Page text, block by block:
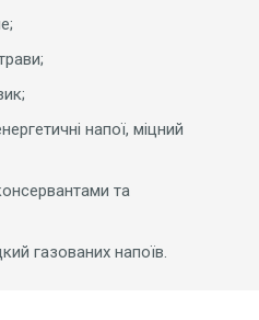
напої, міцний
та
газованих напоїв.